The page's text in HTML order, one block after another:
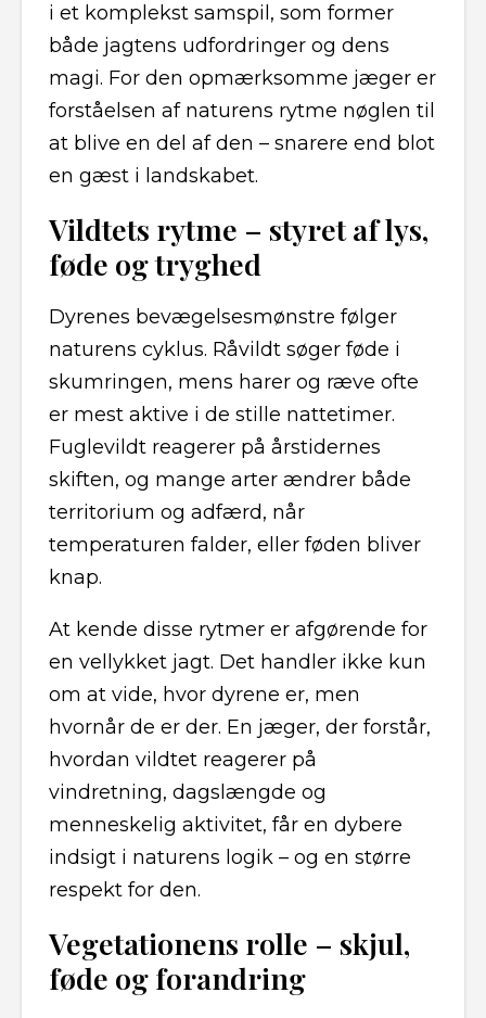
i et komplekst samspil, som former
både jagtens udfordringer og dens
magi. For den opmærksomme jæger er
forståelsen af naturens rytme nøglen til
at blive en del af den – snarere end blot
en gæst i landskabet.
Vildtets rytme – styret af lys,
føde og tryghed
Dyrenes bevægelsesmønstre følger
naturens cyklus. Råvildt søger føde i
skumringen, mens harer og ræve ofte
er mest aktive i de stille nattetimer.
Fuglevildt reagerer på årstidernes
skiften, og mange arter ændrer både
territorium og adfærd, når
temperaturen falder, eller føden bliver
knap.
At kende disse rytmer er afgørende for
en vellykket jagt. Det handler ikke kun
om at vide, hvor dyrene er, men
hvornår de er der. En jæger, der forstår,
hvordan vildtet reagerer på
vindretning, dagslængde og
menneskelig aktivitet, får en dybere
indsigt i naturens logik – og en større
respekt for den.
Vegetationens rolle – skjul,
føde og forandring